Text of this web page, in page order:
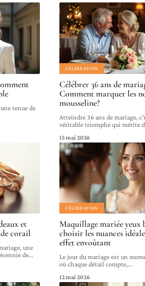
tenue de
CÉLÉBRATION
Célébrer 36 ans de
Comment marquer les
mousseline?
Atteindre 36 ans de mariage,
véritable triomphe qui mérite
15 mai 2026
et
corail
une
de…
CÉLÉBRATION
Maquillage mariée yeux
choisir les nuances
effet envoûtant
Le jour du mariage est un
où chaque détail compte,…
12 mai 2026